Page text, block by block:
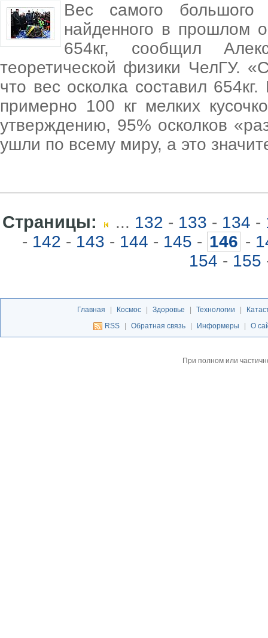
Вес самого большого
найденного в прошлом
654кг, сообщил
теоретической физики ЧелГУ.
что вес осколка составил
примерно 100 кг мелких
утверждению, 95% осколков
ушли по всему миру, а это
Страницы: ... 132 - 133 - 134 -
- 142 - 143 - 144 - 145 - 146 -
154 - 155
Главная Космос Здоровье Технологии
RSS
Обратная связь Информеры О
При полном или